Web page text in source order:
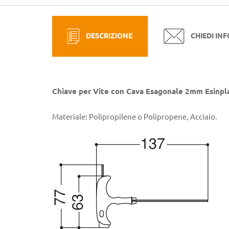
DESCRIZIONE CHIEDI
Chiave per Vite con Cava Esagonale 2mm
Materiale: Polipropilene o Polipropene, Acciaio.